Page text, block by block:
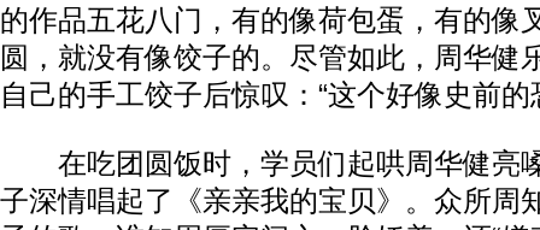
的作品五花八门，有的像荷包蛋，有的像
圆，就没有像饺子的。尽管如此，周华健
自己的手工饺子后惊叹：“这个好像史前的
在吃团圆饭时，学员们起哄周华健亮
子深情唱起了《亲亲我的宝贝》。众所周